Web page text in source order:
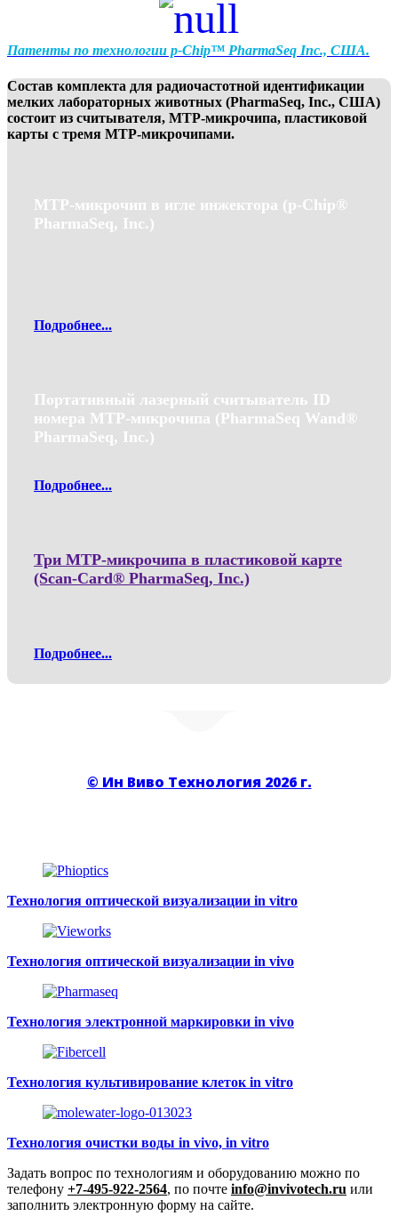
Патенты по технологии p-Chip™ PharmaSeq Inc., США.
Состав комплекта для радиочастотной идентификации
мелких лабораторных животных (PharmaSeq, Inc., США)
состоит из считывателя, MTP-микрочипа, пластиковой
карты с тремя MTP-микрочипами.
MTP-микрочип в игле инжектора (p-Chip®
PharmaSeq, Inc.)
Подробнее...
Портативный лазерный считыватель ID
номера MTP-микрочипа (PharmaSeq Wand®
PharmaSeq, Inc.)
Подробнее...
Три MTP-микрочипа в пластиковой карте
(Scan-Card® PharmaSeq, Inc.)
Подробнее...
© Ин Виво Технология 2026 г.
Технология оптической визуализации in vitro
Технология оптической визуализации in vivo
Технология электронной маркировки in vivo
Технология культивирование клеток in vitro
Технология очистки воды in vivo, in vitro
Задать вопрос по технологиям и оборудованию можно по
телефону +7-495-922-2564, по почте info@invivotech.ru или
заполнить электронную форму на сайте.